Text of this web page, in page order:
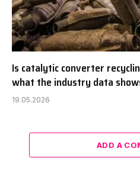
Is catalytic converter
what the industry data
19.05.2026
ADD A